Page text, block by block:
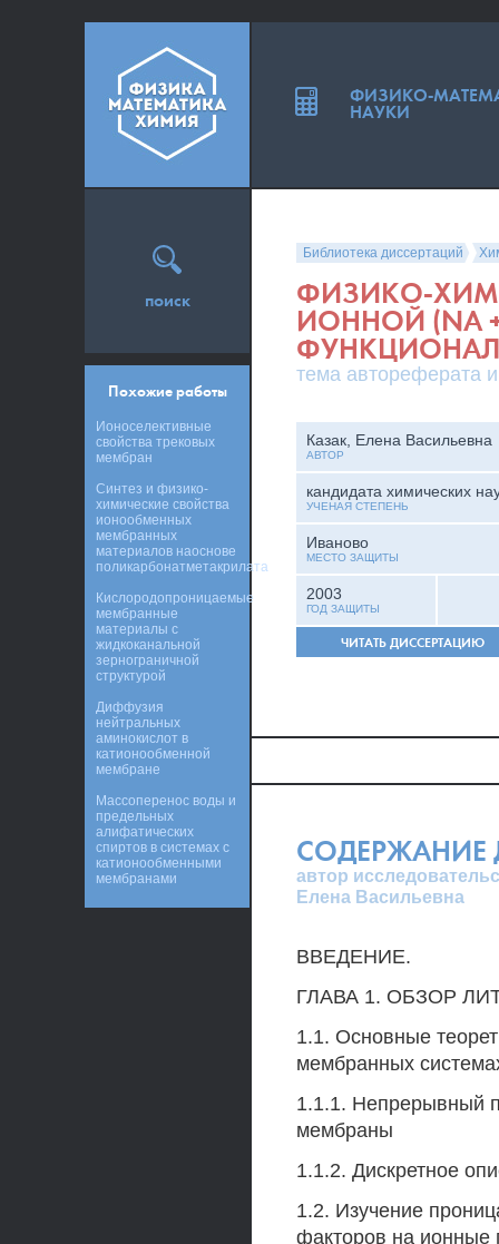
Библиотека диссертаций
ФИЗИКО-
ИОННОЙ (NA
тема автореферата
Казак, Елена Васильевна
АВТОР
кандидата химических
УЧЕНАЯ СТЕПЕНЬ
Иваново
МЕСТО ЗАЩИТЫ
2003
ГОД ЗАЩИТЫ
ЧИТАТЬ ДИССЕРТАЦИЮ
СОДЕРЖАНИЕ
автор
Елена Васильевна
ВВЕДЕНИЕ.
ГЛАВА 1. ОБЗОР
1.1. Основные
мембранных
1.1.1. Непрерывный
мембраны
1.1.2. Дискретное
1.2. Изучение
факторов на ионные
поиск
Похожие работы
Ионоселективные
свойства трековых
мембран
Синтез и физико-
химические свойства
ионообменных
мембранных
материалов наоснове
поликарбонатметакрилата
Кислородопроницаемые
мембранные
материалы с
жидкоканальной
зернограничной
структурой
Диффузия
нейтральных
аминокислот в
катионообменной
мембране
Массоперенос воды и
предельных
алифатических
спиртов в системах с
катионообменными
мембранами
ФИЗИКО-
НАУКИ